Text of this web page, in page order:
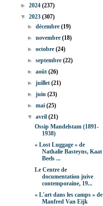
► 2024 (237)
▼ 2023 (307)
►décembre(19)
►novembre(18)
►octobre(24)
►septembre(22)
►août(26)
►juillet(21)
►juin(23)
►mai(25)
▼avril(21)
Ossip Mandelstam (1891-
1938)
« Lost Luggage » de
Nathalie Basteyns, Kaat
Beels ...
Le Centre de
documentation juive
contemporaine, 19...
« L'art dans les camps » de
Manfred Van Eijk